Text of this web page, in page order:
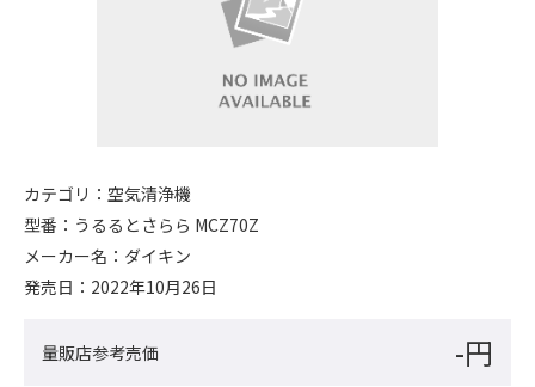
カテゴリ： 空気清浄機
型番： うるるとさらら MCZ70Z
メーカー名： ダイキン
発売日： 2022年10月26日
量販店参考売価 -円